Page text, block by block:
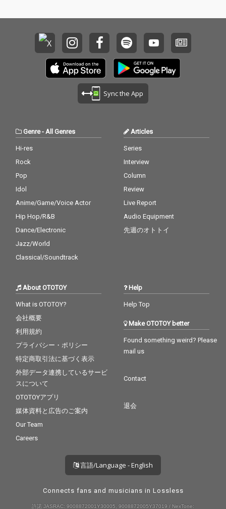
ネージャー・堀切裕真
をはじめ、高橋芳朗、
南波一海、坂井彩花、
小林千絵による選考・
選曲を経て決定した。
ネージャー・堀切裕真
をはじめ、高橋芳朗、
南波一海、坂井彩花、
小林千絵による選考・
選曲を経て決定した。
Sync the App
Genre- All Genres
Hi-res
Rock
Pop
Idol
Anime/Game/Voice Actor
Hip Hop/R&B
Dance/Electronic
Jazz/World
Classical/Soundtrack
Articles
Series
Interview
Column
Review
Live Report
Audio Equipment
先週のオトトイ
About OTOTOY
What is OTOTOY?
会社概要
利用規約
プライバシー・ポリシー
特定商取引法に基づく表示
外部データ連携しているサービ
スについて
OTOTOYアプリ
媒体資料と広告のご案内
Our Team
Careers
Help
Help Top
Make OTOTOY better
Found something weird? Please
mail us
Contact
退会
言語/Language - English
Connects fans and musicians in Lossless
許諾 JASRAC: 9008872001Y30005, 9008872005Y37019 / NexTone: